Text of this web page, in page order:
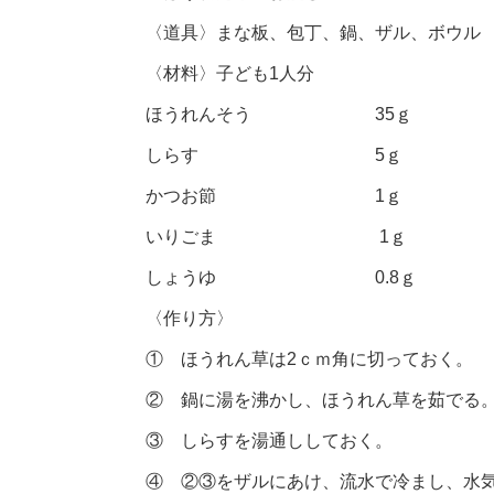
〈道具〉まな板、包丁、鍋、ザル、ボウル
〈材料〉子ども1人分
ほうれんそう 35ｇ
しらす 5ｇ
かつお節 1ｇ
いりごま 1ｇ
しょうゆ 0.8ｇ
〈作り方〉
① ほうれん草は2ｃｍ角に切っておく。
② 鍋に湯を沸かし、ほうれん草を茹でる。
③ しらすを湯通ししておく。
④ ②③をザルにあけ、流水で冷まし、水気